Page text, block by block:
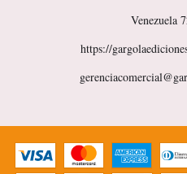
Venezuela
https://